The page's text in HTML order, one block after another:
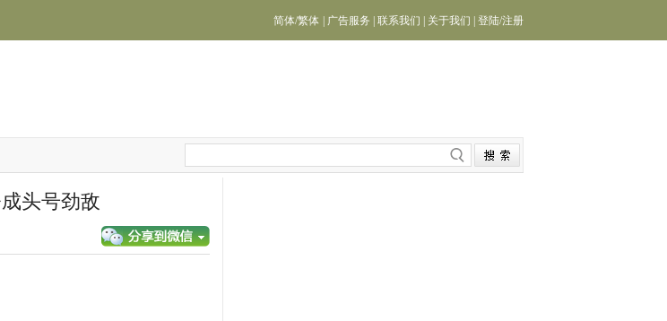
简体/繁体 广告服务 联系我们 关于我们 登陆/注册
头号劲敌